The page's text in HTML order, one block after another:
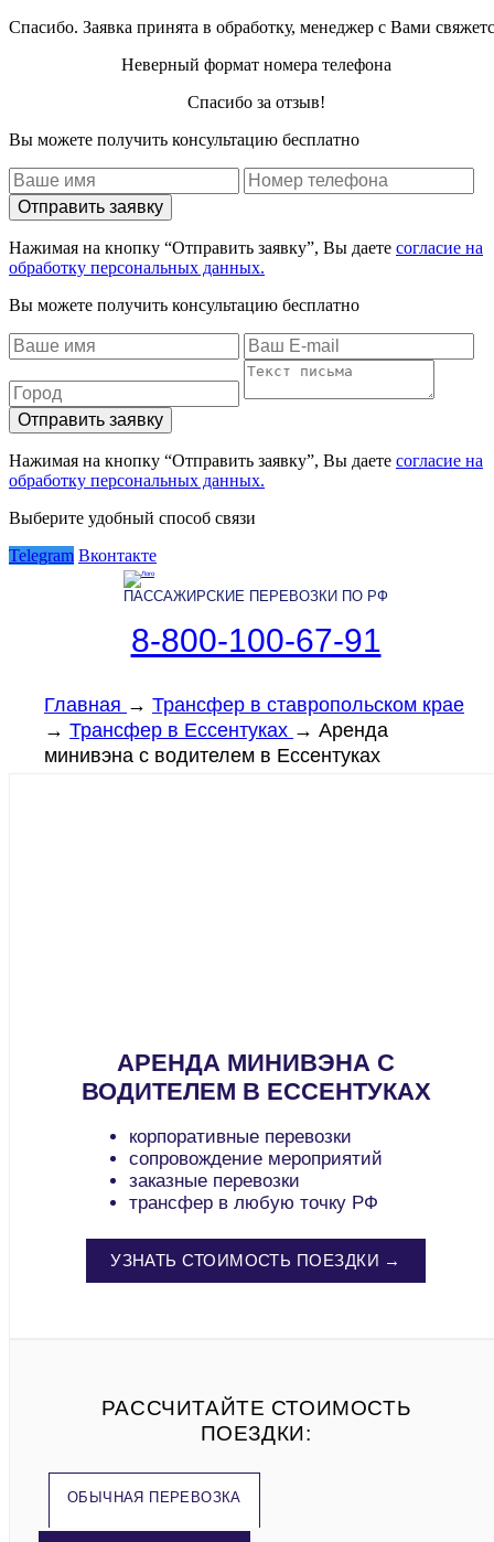
Спасибо. Заявка принята в обработку, менеджер с Вами
Неверный формат номера телефона
Спасибо за отзыв!
Вы можете получить консультацию бесплатно
Отправить заявку
Нажимая на кнопку “Отправить заявку”, Вы даете согласие на
обработку персональных данных.
Вы можете получить консультацию бесплатно
Отправить заявку
Нажимая на кнопку “Отправить заявку”, Вы даете согласие на
обработку персональных данных.
Выберите удобный способ связи
Telegram Вконтакте
ПАССАЖИРСКИЕ ПЕРЕВОЗКИ ПО РФ
8-800-100-67-91
Главная → Трансфер в ставропольском крае
→ Трансфер в Ессентуках → Аренда
минивэна с водителем в Ессентуках
АРЕНДА МИНИВЭНА С
ВОДИТЕЛЕМ В ЕССЕНТУКАХ
корпоративные перевозки
сопровождение мероприятий
заказные перевозки
трансфер в любую точку РФ
УЗНАТЬ СТОИМОСТЬ ПОЕЗДКИ →
РАССЧИТАЙТЕ СТОИМОСТЬ
ПОЕЗДКИ:
ОБЫЧНАЯ ПЕРЕВОЗКА